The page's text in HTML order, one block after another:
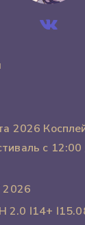
2026
с 12:00
2026
ӏ 14+ ӏ